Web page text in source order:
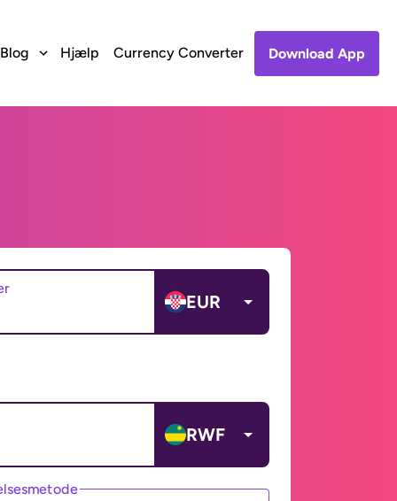
Blog Hjælp Currency Converter Download App
EUR
RWF